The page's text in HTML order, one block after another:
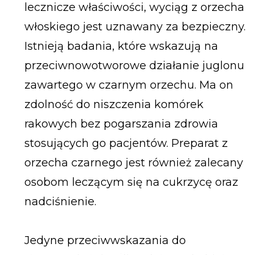
lecznicze właściwości, wyciąg z orzecha
włoskiego jest uznawany za bezpieczny.
Istnieją badania, które wskazują na
przeciwnowotworowe działanie juglonu
zawartego w czarnym orzechu. Ma on
zdolność do niszczenia komórek
rakowych bez pogarszania zdrowia
stosujących go pacjentów. Preparat z
orzecha czarnego jest również zalecany
osobom leczącym się na cukrzycę oraz
nadciśnienie.
Jedyne przeciwwskazania do